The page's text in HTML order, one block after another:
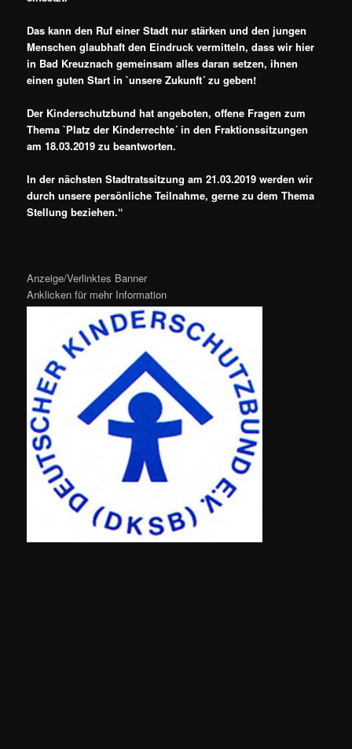
Das kann den Ruf einer Stadt nur stärken und den jungen
Menschen glaubhaft den Eindruck vermitteln, dass wir hier
in Bad Kreuznach gemeinsam alles daran setzen, ihnen
einen guten Start in `unsere Zukunft´ zu geben!
Der Kinderschutzbund hat angeboten, offene Fragen zum
Thema `Platz der Kinderrechte´ in den Fraktionssitzungen
am 18.03.2019 zu beantworten.
In der nächsten Stadtratssitzung am 21.03.2019 werden wir
durch unsere persönliche Teilnahme, gerne zu dem Thema
Stellung beziehen.“
Anzeige/Verlinktes Banner
Anklicken für mehr Information